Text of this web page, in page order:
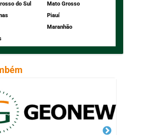
do Sul
Mato Grosso
Piauí
Maranhão